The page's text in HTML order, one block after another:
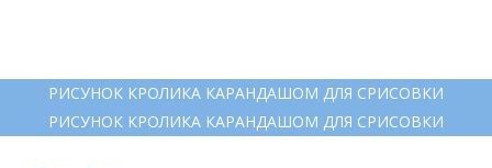
РИСУНОК КРОЛИКА КАРАНДАШОМ ДЛЯ СРИСОВКИ
РИСУНОК КРОЛИКА КАРАНДАШОМ ДЛЯ СРИСОВКИ